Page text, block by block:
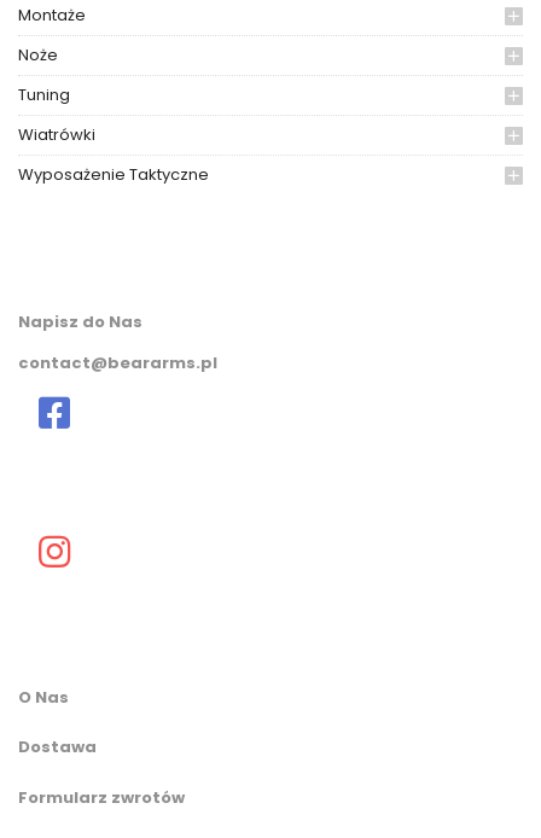
Montaże
Noże
Tuning
Wiatrówki
Wyposażenie Taktyczne
Napisz do Nas
contact@beararms.pl
O Nas
Dostawa
Formularz zwrotów